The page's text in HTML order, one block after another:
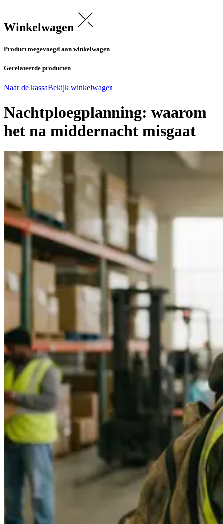
Winkelwagen
Product toegevoegd aan winkelwagen
Gerelateerde producten
Naar de kassaBekijk winkelwagen
Nachtploegplanning: waarom
het na middernacht misgaat